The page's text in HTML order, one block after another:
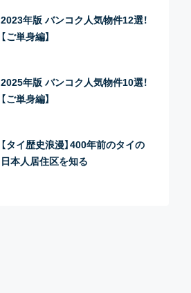
2023年版 バンコク人気物件12選！
【ご単身編】
2025年版 バンコク人気物件10選！
【ご単身編】
【タイ歴史浪漫】400年前のタイの
日本人居住区を知る